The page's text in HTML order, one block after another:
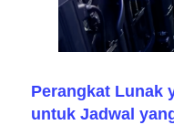
Minta Penawaran
Tampilan Dinding
Perangkat Lunak
untuk Jadwal